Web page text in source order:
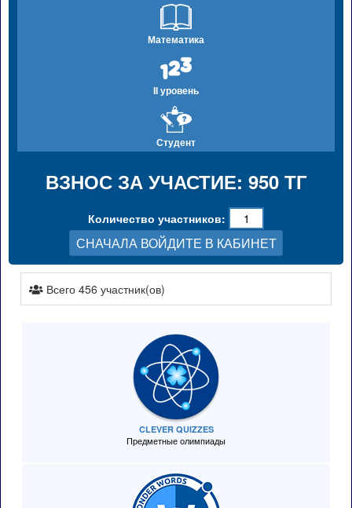
Математика
II уровень
Студент
ВЗНОС ЗА УЧАСТИЕ: 950 ТГ
Количество участников:
СНАЧАЛА ВОЙДИТЕ В КАБИНЕТ
Всего 456 участник(ов)
CLEVER QUIZZES
Предметные олимпиады